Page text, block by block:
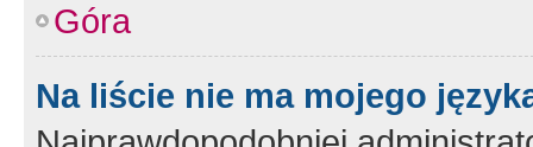
Góra
Na liście nie ma mojego